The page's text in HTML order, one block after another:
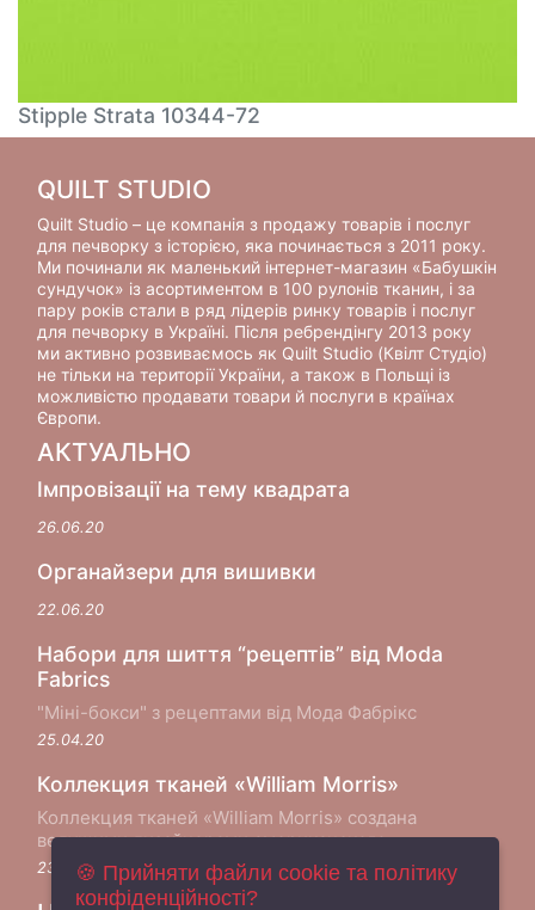
Stipple Strata 10344-72
QUILT STUDIO
Quilt Studio – це компанія з продажу товарів і послуг
для печворку з історією, яка починається з 2011 року.
Ми починали як маленький інтернет-магазин «Бабушкін
сундучок» із асортиментом в 100 рулонів тканин, і за
пару років стали в ряд лідерів ринку товарів і послуг
для печворку в Україні. Після ребрендінгу 2013 року
ми активно розвиваємось як Quilt Studio (Квілт Студіо)
не тільки на території України, а також в Польщі із
можливістю продавати товари й послуги в країнах
Європи.
АКТУАЛЬНО
Імпровізації на тему квадрата
26.06.20
Органайзери для вишивки
22.06.20
Набори для шиття “рецептів” від Moda
Fabrics
"Міні-бокси" з рецептами від Мода Фабрікс
25.04.20
Коллекция тканей «William Morris»
Коллекция тканей «William Morris» создана
ведущими дизайнерами американского
производителя хлопковых тканей Moda Fabrics в
сотрудничестве с музеем Виктории и Альберта в
23.05.18🍪 Прийняти файли cookie та політику
конфіденційності?